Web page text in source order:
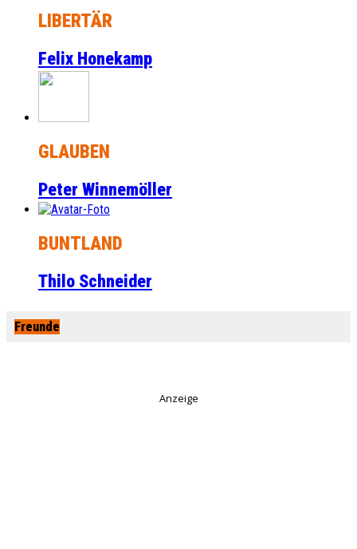
LIBERTÄR
Felix Honekamp
GLAUBEN
Peter Winnemöller
BUNTLAND
Thilo Schneider
Freunde
Anzeige